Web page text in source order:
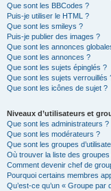
Que sont les BBCodes ?
Puis-je utiliser le HTML ?
Que sont les smileys ?
Puis-je publier des images ?
Que sont les annonces
Que sont les annonces ?
Que sont les sujets épinglés ?
Que sont les sujets verrouillés
Que sont les icônes de sujet ?
Niveaux d’utilisateurs et
Que sont les administrateurs ?
Que sont les modérateurs ?
Que sont les groupes
Où trouver la liste des
Comment devenir chef de
Pourquoi certains membres
Qu’est-ce qu’un « Groupe par